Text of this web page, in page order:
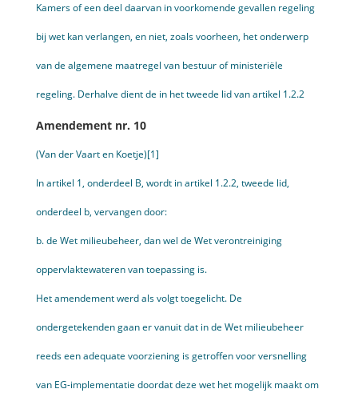
Kamers of een deel daarvan in voorkomende gevallen regeling
bij wet kan verlangen, en niet, zoals voorheen, het onderwerp
van de algemene maatregel van bestuur of ministeriële
regeling. Derhalve dient de in het tweede lid van artikel 1.2.2
Amendement nr. 10
(Van der Vaart en Koetje)[1]
In artikel 1, onderdeel B, wordt in artikel 1.2.2, tweede lid,
onderdeel b, vervangen door:
b. de Wet milieubeheer, dan wel de Wet verontreiniging
oppervlaktewateren van toepassing is.
Het amendement werd als volgt toegelicht. De
ondergetekenden gaan er vanuit dat in de Wet milieubeheer
reeds een adequate voorziening is getroffen voor versnelling
van EG-implemen­tatie doordat deze wet het mogelijk maakt om